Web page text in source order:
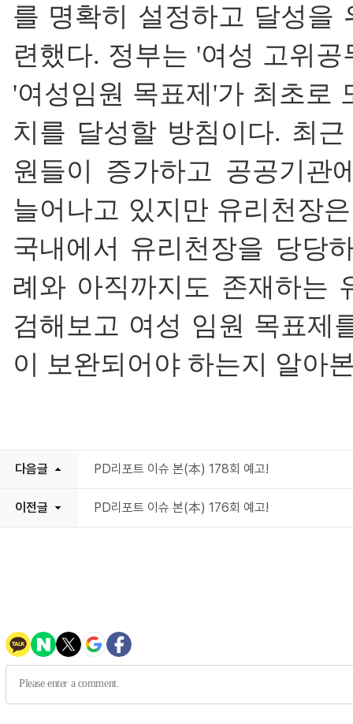
를 명확히 설정하고 달성을
련했다. 정부는 '여성 고위
'여성임원 목표제'가 최초로
치를 달성할 방침이다. 최
원들이 증가하고 공공기관
늘어나고 있지만 유리천장
국내에서 유리천장을 당당
례와 아직까지도 존재하는
검해보고 여성 임원 목표제
이 보완되어야 하는지 알아
다음글 PD리포트 이슈 본(本) 178회 예고!
이전글 PD리포트 이슈 본(本) 176회 예고!